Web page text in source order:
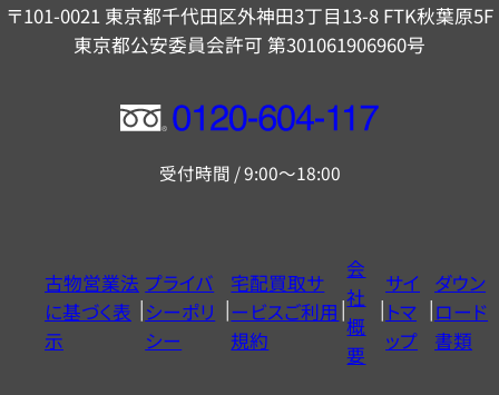
〒101-0021 東京都千代田区外神田3丁目13-8 FTK秋葉原5F
東京都公安委員会許可 第301061906960号
フ
ー
ヤ
ル
0120604117
受付時間 / 9:00～18:00
古物営業法
に基づく表
示
プライバ
シーポリ
シー
宅配買取サ
ービスご利用
規約
会
社
概
要
サイ
トマ
ップ
ダウン
ロード
書類